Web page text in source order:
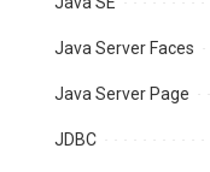
Java Server Faces
Java Server Page
JDBC